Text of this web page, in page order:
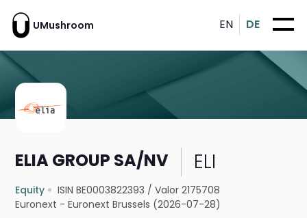
UMushroom EN DE
ELIA GROUP SA/NV ELI
Equity ISIN BE0003822393 /Valor 2175708
Euronext - Euronext Brussels (2026-07-28)